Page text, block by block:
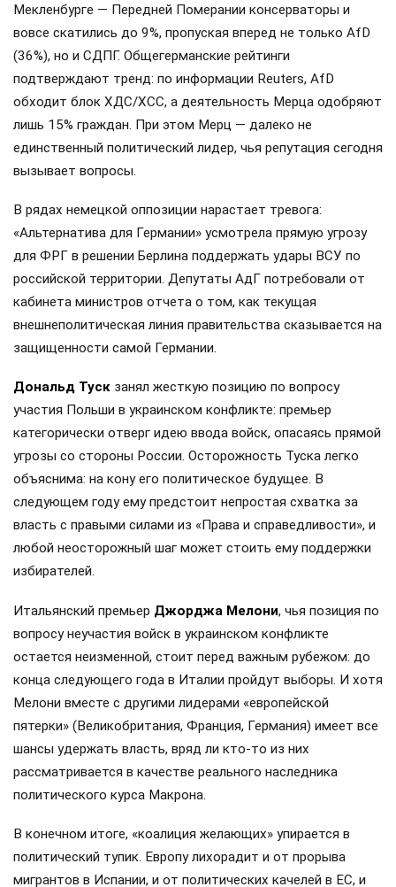
Мекленбурге — Передней Померании консерваторы и
вовсе скатились до 9%, пропуская вперед не только AfD
(36%), но и СДПГ. Общегерманские рейтинги
подтверждают тренд: по информации Reuters, AfD
обходит блок ХДС/ХСС, а деятельность Мерца одобряют
лишь 15% граждан. При этом Мерц — далеко не
единственный политический лидер, чья репутация сегодня
вызывает вопросы.
В рядах немецкой оппозиции нарастает тревога:
«Альтернатива для Германии» усмотрела прямую угрозу
для ФРГ в решении Берлина поддержать удары ВСУ по
российской территории. Депутаты АдГ потребовали от
кабинета министров отчета о том, как текущая
внешнеполитическая линия правительства сказывается на
защищенности самой Германии.
Дональд Туск занял жесткую позицию по вопросу
участия Польши в украинском конфликте: премьер
категорически отверг идею ввода войск, опасаясь прямой
угрозы со стороны России. Осторожность Туска легко
объяснима: на кону его политическое будущее. В
следующем году ему предстоит непростая схватка за
власть с правыми силами из «Права и справедливости», и
любой неосторожный шаг может стоить ему поддержки
избирателей.
Итальянский премьер Джорджа Мелони, чья позиция по
вопросу неучастия войск в украинском конфликте
остается неизменной, стоит перед важным рубежом: до
конца следующего года в Италии пройдут выборы. И хотя
Мелони вместе с другими лидерами «европейской
пятерки» (Великобритания, Франция, Германия) имеет все
шансы удержать власть, вряд ли кто-то из них
рассматривается в качестве реального наследника
политического курса Макрона.
В конечном итоге, «коалиция желающих» упирается в
политический тупик. Европу лихорадит и от прорыва
мигрантов в Испании, и от политических качелей в ЕС, и